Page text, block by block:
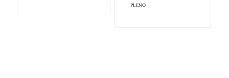
PLENO